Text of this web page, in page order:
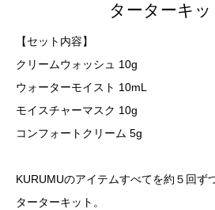
ターターキッ
【セット内容】
クリームウォッシュ 10g
ウォーターモイスト 10mL
モイスチャーマスク 10g
コンフォートクリーム 5g
KURUMUのアイテムすべてを約５回ず
ターターキット。